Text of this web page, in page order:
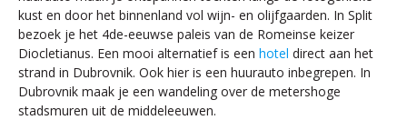
kust en door het binnenland vol wijn- en olijfgaarden. In Split
bezoek je het 4de-eeuwse paleis van de Romeinse keizer
Diocletianus. Een mooi alternatief is een hotel direct aan het
strand in Dubrovnik. Ook hier is een huurauto inbegrepen. In
Dubrovnik maak je een wandeling over de metershoge
stadsmuren uit de middeleeuwen.